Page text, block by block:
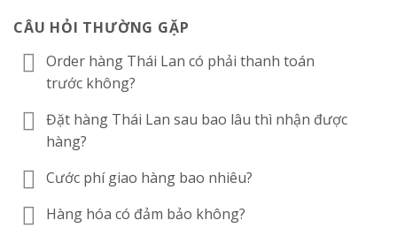
CÂU HỎI THƯỜNG GẶP
Order hàng Thái Lan có phải thanh toán
trước không?
Đặt hàng Thái Lan sau bao lâu thì nhận được
hàng?
Cước phí giao hàng bao nhiêu?
Hàng hóa có đảm bảo không?